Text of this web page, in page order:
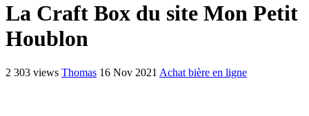
La Craft Box du site Mon Petit
Houblon
2 303 views Thomas 16 Nov 2021 Achat bière en ligne